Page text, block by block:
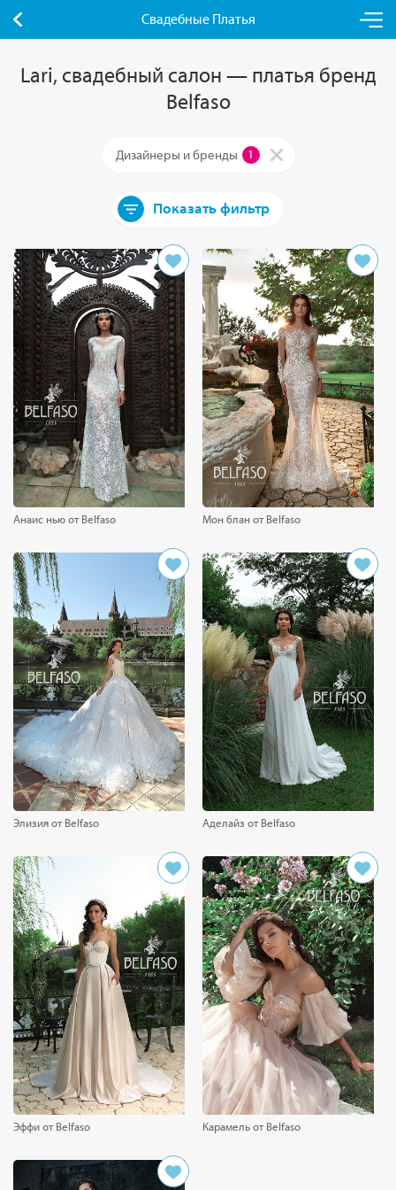
Свадебные Платья
Lari, свадебный салон — платья бренд
Belfaso
Дизайнеры и бренды 1
Показать фильтр
Анаис нью от Belfaso Мон блан от Belfaso
Элизия от Belfaso Аделайз от Belfaso
Эффи от Belfaso Карамель от Belfaso